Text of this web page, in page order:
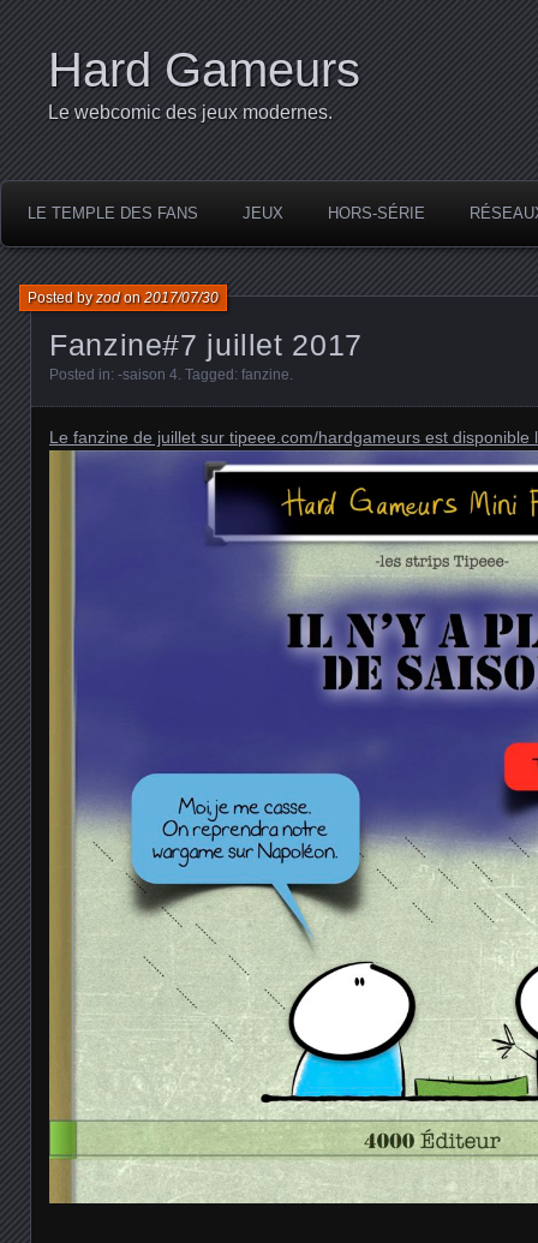
Hard Gameurs
Le webcomic des jeux modernes.
LE TEMPLE DES FANS JEUX HORS-SÉRIE
Fanzine#7 juillet 2017
Posted byzodon2017/07/30
Posted in: -saison 4. Tagged: fanzine.
Le fanzine de juillet sur tipeee.com/hardgameurs est disponible